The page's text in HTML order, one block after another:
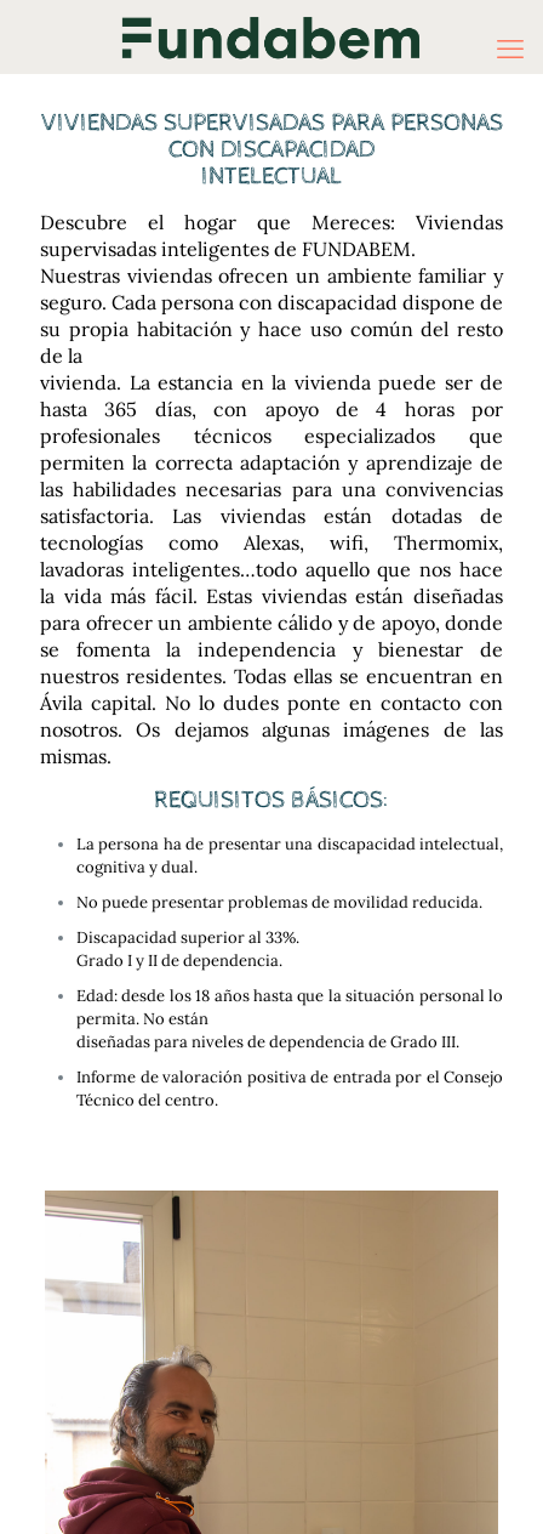
VIVIENDAS SUPERVISADAS PARA PERSONAS
CON DISCAPACIDAD
INTELECTUAL
Descubre el hogar que Mereces: Viviendas
supervisadas inteligentes de FUNDABEM.
Nuestras viviendas ofrecen un ambiente familiar y
seguro. Cada persona con discapacidad dispone de
su propia habitación y hace uso común del resto
de la
vivienda. La estancia en la vivienda puede ser de
hasta 365 días, con apoyo de 4 horas por
profesionales técnicos especializados que
permiten la correcta adaptación y aprendizaje de
las habilidades necesarias para una convivencias
satisfactoria. Las viviendas están dotadas de
tecnologías como Alexas, wifi, Thermomix,
lavadoras inteligentes…todo aquello que nos hace
la vida más fácil. Estas viviendas están diseñadas
para ofrecer un ambiente cálido y de apoyo, donde
se fomenta la independencia y bienestar de
nuestros residentes. Todas ellas se encuentran en
Ávila capital. No lo dudes ponte en contacto con
nosotros. Os dejamos algunas imágenes de las
mismas.
REQUISITOS BÁSICOS:
La persona ha de presentar una discapacidad intelectual,
cognitiva y dual.
No puede presentar problemas de movilidad reducida.
Discapacidad superior al 33%.
Grado I y II de dependencia.
Edad: desde los 18 años hasta que la situación personal lo
permita. No están
diseñadas para niveles de dependencia de Grado III.
Informe de valoración positiva de entrada por el Consejo
Técnico del centro.